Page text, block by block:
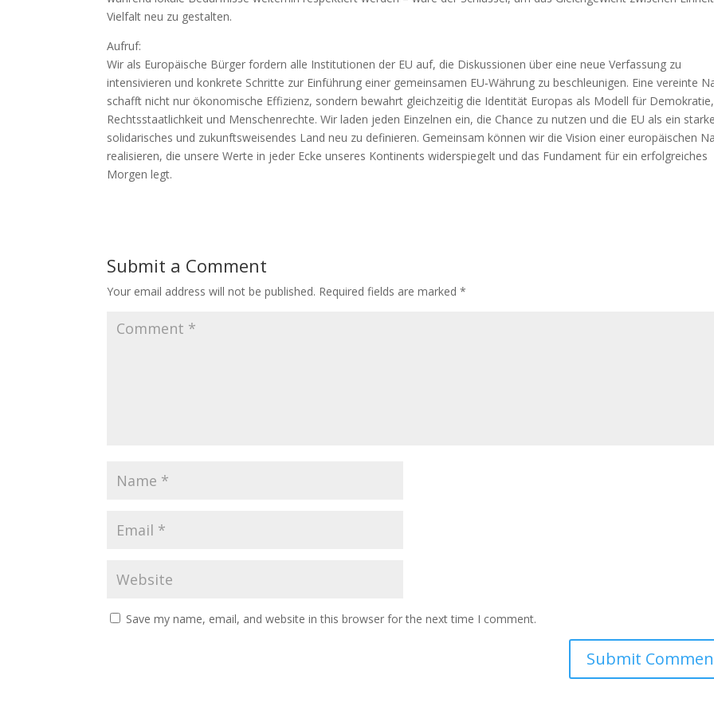
Vielfalt neu zu gestalten.
Aufruf:
Wir als Europäische Bürger fordern alle Institutionen der EU auf, die Diskussionen über eine neue Verfassung zu
intensivieren und konkrete Schritte zur Einführung einer gemeinsamen EU‑Währung zu beschleunigen. Eine vereinte
schafft nicht nur ökonomische Effizienz, sondern bewahrt gleichzeitig die Identität Europas als Modell für Demokratie,
Rechtsstaatlichkeit und Menschenrechte. Wir laden jeden Einzelnen ein, die Chance zu nutzen und die EU als ein
solidarisches und zukunftsweisendes Land neu zu definieren. Gemeinsam können wir die Vision einer europäischen
realisieren, die unsere Werte in jeder Ecke unseres Kontinents widerspiegelt und das Fundament für ein erfolgreiches
Morgen legt.
Submit a Comment
Your email address will not be published. Required fields are marked*
Save my name, email, and website in this browser for the next time I comment.